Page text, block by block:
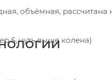
объёмная,
S, чуть выше колена)